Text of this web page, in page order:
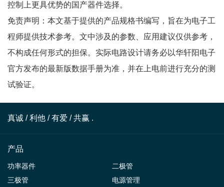
控制上更具优势的国产器件选择。
免责声明：本文基于提供的产品规格书编写，旨在为电子工
程师提供技术参考。文中涉及的参数、应用建议仅供参考，
不构成任何形式的担保。实际电路设计请务必以华轩阳电子
官方发布的最新版数据手册为准，并在上电前进行充分的测
试验证。
真诚 / 利他 / 有爱 / 共赢 .
产品
功率器件
二极管
三极管
电源管理